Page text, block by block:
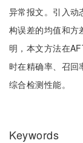
异常报文。引入动
构误差的均值和方
明，本文方法在
时在精确率、召回
综合检测性能。
Keywords